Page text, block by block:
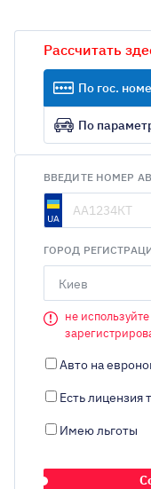
Рассчитать
По гос.
По
ВВЕДИТЕ НОМЕР
ГОРОД
Киев
не
Авто на
Есть лицензия
Имею льготы